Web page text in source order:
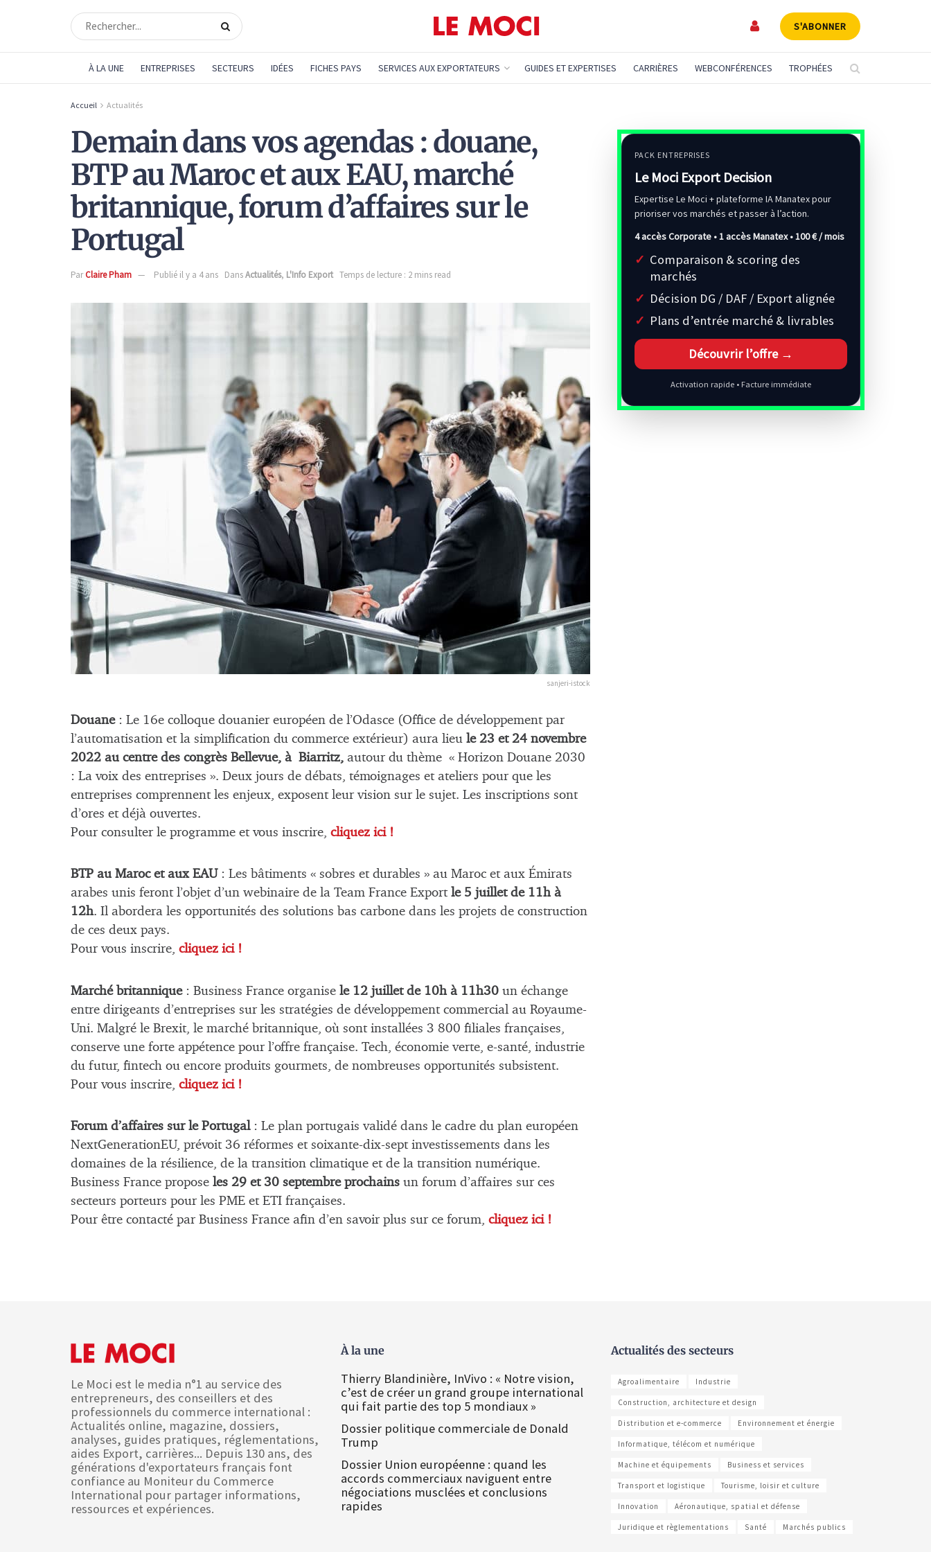
S'ABONNER
À LA UNE ENTREPRISES SECTEURS IDÉES FICHES PAYS SERVICES AUX EXPORTATEURS GUIDES ET EXPERTISES CARRIÈRES WEBCONFÉRENCES TROPHÉES
Accueil Actualités
Demain dans vos agendas : douane,
BTP au Maroc et aux EAU, marché
britannique, forum d’affaires sur le
Portugal
ParClaire Pham Publié il y a 4 ans DansActualités, L'Info Export Temps de lecture : 2 mins read
sanjeri-istock
Douane : Le 16e colloque douanier européen de l’Odasce (Office de développement par
l’automatisation et la simplification du commerce extérieur) aura lieu le 23 et 24 novembre
2022 au centre des congrès Bellevue, à Biarritz, autour du thème « Horizon Douane 2030
: La voix des entreprises ». Deux jours de débats, témoignages et ateliers pour que les
entreprises comprennent les enjeux, exposent leur vision sur le sujet. Les inscriptions sont
d’ores et déjà ouvertes.
Pour consulter le programme et vous inscrire, cliquez ici !
BTP au Maroc et aux EAU : Les bâtiments « sobres et durables » au Maroc et aux Émirats
arabes unis feront l’objet d’un webinaire de la Team France Export le 5 juillet de 11h à
12h. Il abordera les opportunités des solutions bas carbone dans les projets de construction
de ces deux pays.
Pour vous inscrire, cliquez ici !
Marché britannique: Business France organise le 12 juillet de 10h à 11h30 un échange
entre dirigeants d’entreprises sur les stratégies de développement commercial au Royaume-
Uni. Malgré le Brexit, le marché britannique, où sont installées 3 800 filiales françaises,
conserve une forte appétence pour l’offre française. Tech, économie verte, e-santé, industrie
du futur, fintech ou encore produits gourmets, de nombreuses opportunités subsistent.
Pour vous inscrire, cliquez ici !
Forum d’affaires sur le Portugal: Le plan portugais validé dans le cadre du plan européen
NextGenerationEU, prévoit 36 réformes et soixante-dix-sept investissements dans les
domaines de la résilience, de la transition climatique et de la transition numérique.
Business France propose les 29 et 30 septembre prochains un forum d’affaires sur ces
secteurs porteurs pour les PME et ETI françaises.
Pour être contacté par Business France afin d’en savoir plus sur ce forum, cliquez ici !
PACK ENTREPRISES
Le Moci Export Decision
Expertise Le Moci + plateforme IA Manatex pour
prioriser vos marchés et passer à l’action.
4 accès Corporate • 1 accès Manatex •100 € / mois
Comparaison & scoring des
marchés
Décision DG / DAF / Export alignée
Plans d’entrée marché & livrables
Découvrir l’offre →
Activation rapide • Facture immédiate
Le Moci est le media n°1 au service des
entrepreneurs, des conseillers et des
professionnels du commerce international :
Actualités online, magazine, dossiers,
analyses, guides pratiques, réglementations,
aides Export, carrières... Depuis 130 ans, des
générations d'exportateurs français font
confiance au Moniteur du Commerce
International pour partager informations,
ressources et expériences.
À la une
Thierry Blandinière, InVivo : « Notre vision,
c’est de créer un grand groupe international
qui fait partie des top 5 mondiaux »
Dossier politique commerciale de Donald
Trump
Dossier Union européenne : quand les
accords commerciaux naviguent entre
négociations musclées et conclusions
rapides
Actualités des secteurs
Agroalimentaire Industrie
Construction, architecture et design
Distribution et e-commerce Environnement et énergie
Informatique, télécom et numérique
Machine et équipements Business et services
Transport et logistique Tourisme, loisir et culture
Innovation Aéronautique, spatial et défense
Juridique et règlementations Santé Marchés publics